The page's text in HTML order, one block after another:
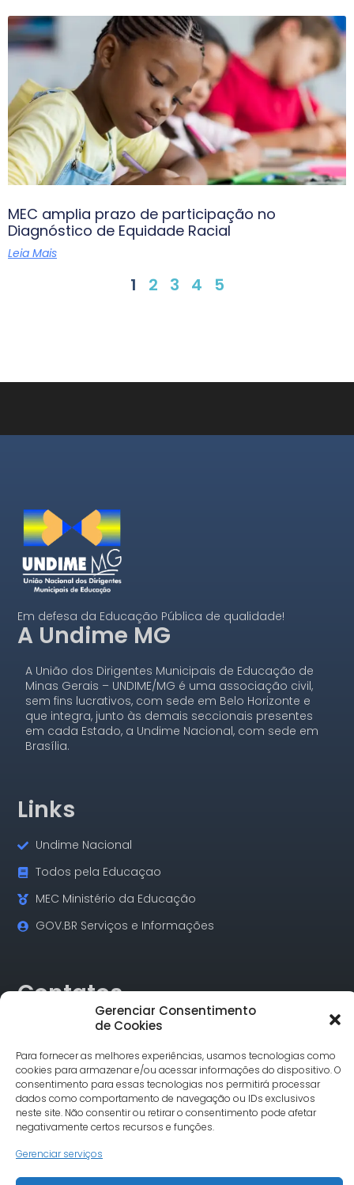
Gerenciar Consentimento
de Cookies
Para fornecer as melhores experiências, usamos tecnologias como
cookies para armazenar e/ou acessar informações do dispositivo. O
consentimento para essas tecnologias nos permitirá processar
dados como comportamento de navegação ou IDs exclusivos
neste site. Não consentir ou retirar o consentimento pode afetar
negativamente certos recursos e funções.
Gerenciar serviços
MEC amplia prazo de participação no
Diagnóstico de Equidade Racial
Leia Mais
1 2 3 4 5
Em defesa da Educação Pública de qualidade!
A Undime MG
A União dos Dirigentes Municipais de Educação de
Minas Gerais – UNDIME/MG é uma associação civil,
sem fins lucrativos, com sede em Belo Horizonte e
que integra, junto às demais seccionais presentes
em cada Estado, a Undime Nacional, com sede em
Brasília.
Links
Undime Nacional
Todos pela Educaçao
MEC Ministério da Educação
GOV.BR Serviços e Informações
Contatos
Belo Horizonte/MG
Tel.: (31) 3342-1748
comunicacao@undimemg.org.br